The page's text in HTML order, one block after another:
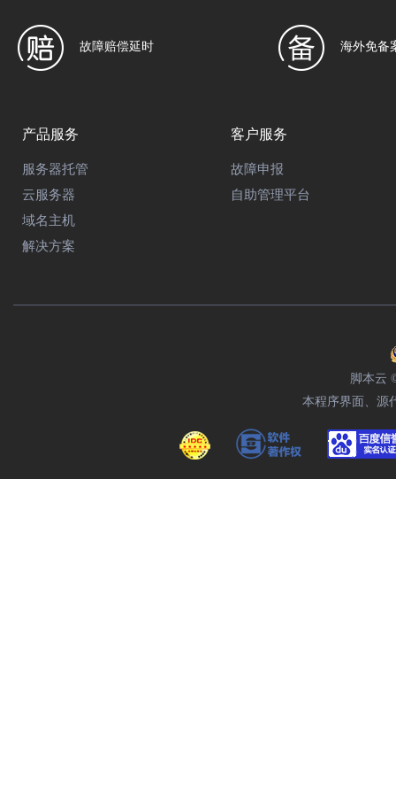
故障赔偿延时 海外免备
产品服务
服务器托管
云服务器
域名主机
解决方案
客户服务
故障申报
自助管理平台
脚本云
本程序界面、源